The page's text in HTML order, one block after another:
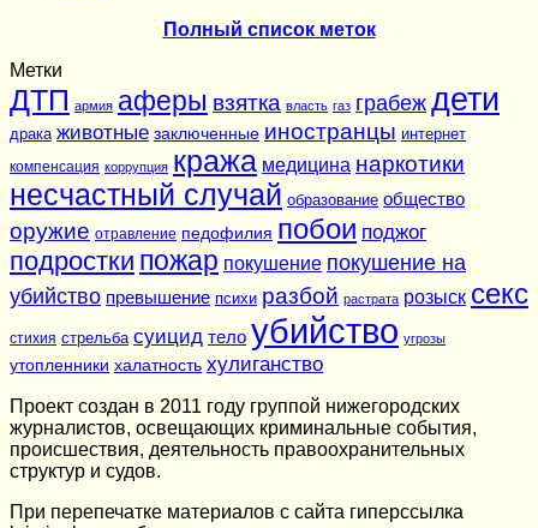
Полный список меток
Метки
ДТП армия аферы взятка власть газ грабеж дети
драка животные заключенные иностранцы интернет
компенсация коррупция кража медицина наркотики
несчастный случай образование общество
оружие отравление педофилия побои поджог
подростки пожар покушение покушение на
убийство превышение психи разбой растрата розыск секс
стихия стрельба суицид тело убийство угрозы
утопленники халатность хулиганство
Проект создан в 2011 году группой нижегородских
журналистов, освещающих криминальные события,
происшествия, деятельность правоохранительных
структур и судов.
При перепечатке материалов c сайта гиперссылка